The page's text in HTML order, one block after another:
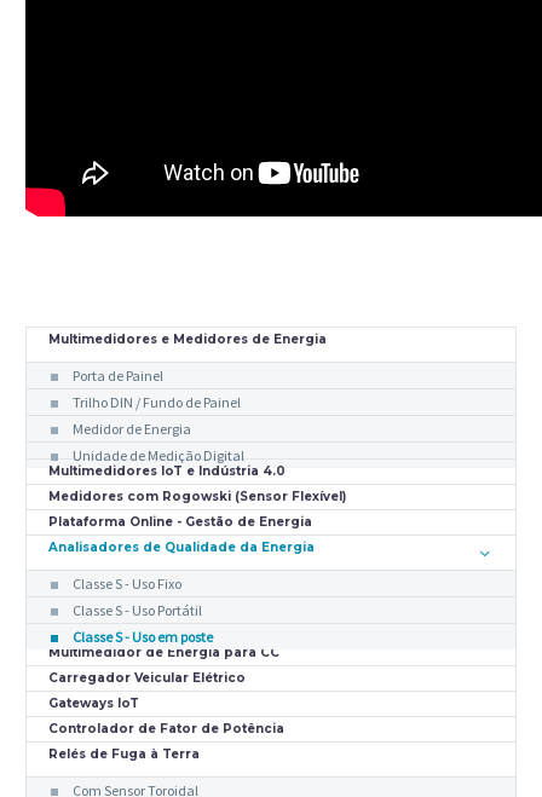
Multimedidores e Medidores de Energia
Porta de Painel
Trilho DIN / Fundo de Painel
Medidor de Energia
Unidade de Medição Digital
Multimedidores IoT e Indústria 4.0
Medidores com Rogowski (Sensor Flexível)
Plataforma Online - Gestão de Energia
Analisadores de Qualidade da Energia
Classe S - Uso Fixo
Classe S - Uso Portátil
Classe S - Uso em poste
Multimedidor de Energia para CC
Carregador Veicular Elétrico
Gateways IoT
Controlador de Fator de Potência
Relés de Fuga à Terra
Com Sensor Toroidal